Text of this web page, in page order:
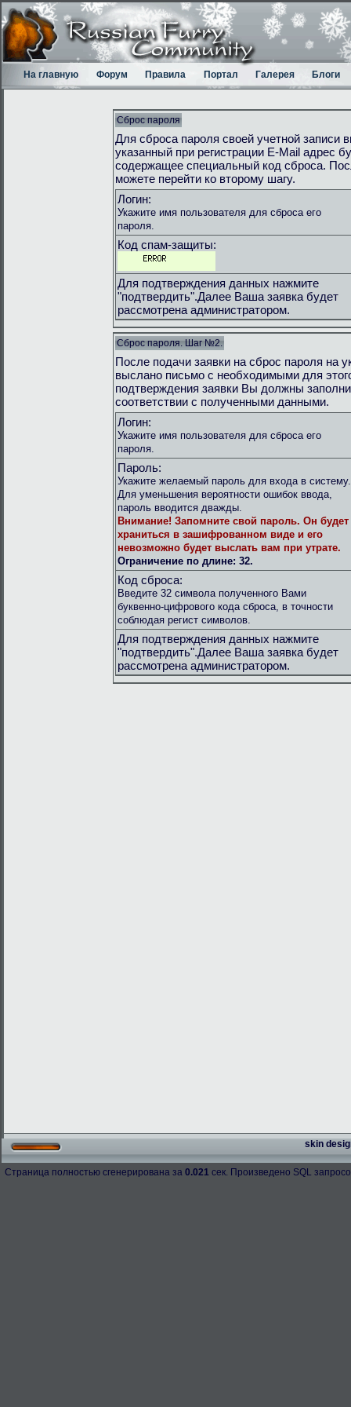
На главную Форум Правила Портал Галерея Блоги
Сброс пароля
Для сброса пароля своей учетной записи
указанный при регистрации E-Mail адрес
содержащее специальный код сброса.
можете перейти ко второму шагу.
Логин:
Укажите имя пользователя для сброса его
пароля.
Код спам-защиты:
Для подтверждения данных нажмите
"подтвердить".Далее Ваша заявка будет
рассмотрена администратором.
Сброс пароля. Шаг №2.
После подачи заявки на сброс пароля на
выслано письмо с необходимыми для
подтверждения заявки Вы должны
соответствии с полученными данными.
Логин:
Укажите имя пользователя для сброса его
пароля.
Пароль:
Укажите желаемый пароль для входа в систему.
Для уменьшения вероятности ошибок ввода,
пароль вводится дважды.
Внимание! Запомните свой пароль. Он будет
храниться в зашифрованном виде и его
невозможно будет выслать вам при утрате.
Ограничение по длине: 32.
Код сброса:
Введите 32 символа полученного Вами
буквенно-цифрового кода сброса, в точности
соблюдая регист символов.
Для подтверждения данных нажмите
"подтвердить".Далее Ваша заявка будет
рассмотрена администратором.
skin
Страница полностью сгенерирована за 0.021 сек. Произведено SQL